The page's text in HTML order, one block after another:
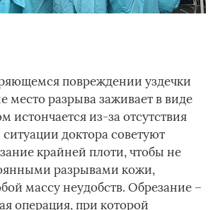
повреждении уздечки
место разрыва заживает в виде
истончается из-за отсутствия
доктора советуют
крайней плоти, чтобы не
разрывами кожи,
массу неудобств. Обрезание –
операция, при которой